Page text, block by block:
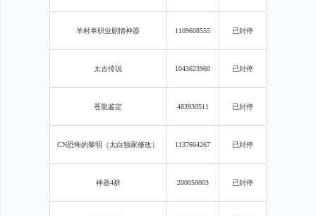
羊村单职业剧情神器 1109608555 已封停
太古传说 1043623960 已封停
苍龍鉴定 483930511 已封停
CN恐怖的黎明（太白独家修改） 1137664267 已封停
神器4群 200050003 已封停